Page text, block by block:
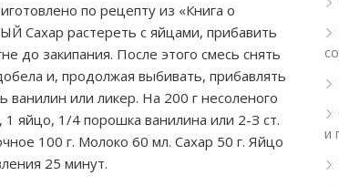
по рецепту из «Книга о
Сахар растереть с яйцами, прибавить
до закипания. После этого смесь снять
и, продолжая выбивать, прибавлять
или ликер. На 200 г несоленого
1 яйцо, 1/4 порошка ванилина или 2-З ст.
100 г. Молоко 60 мл. Сахар 50 г. Яйцо
25 минут.
и